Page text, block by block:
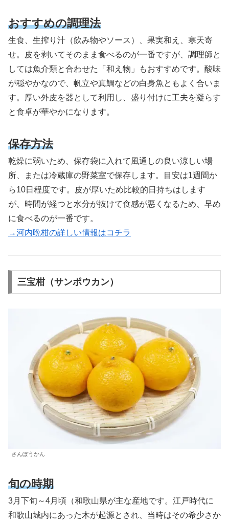
おすすめの調理法
生食、生搾り汁（飲み物やソース）、果実和え、寒天寄
せ。皮を剥いてそのまま食べるのが一番ですが、調理師と
しては魚介類と合わせた「和え物」もおすすめです。酸味
が穏やかなので、帆立や真鯛などの白身魚ともよく合いま
す。厚い外皮を器として利用し、盛り付けに工夫を凝らす
と食卓が華やかになります。
保存方法
乾燥に弱いため、保存袋に入れて風通しの良い涼しい場
所、または冷蔵庫の野菜室で保存します。目安は1週間か
ら10日程度です。皮が厚いため比較的日持ちはします
が、時間が経つと水分が抜けて食感が悪くなるため、早め
に食べるのが一番です。
→河内晩柑の詳しい情報はコチラ
三宝柑（サンポウカン）
さんぽうかん
旬の時期
3月下旬～4月頃（和歌山県が主な産地です。江戸時代に
和歌山城内にあった木が起源とされ、当時はその希少さか